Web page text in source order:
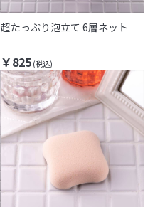
超たっぷり泡立て 6層ネット
￥825